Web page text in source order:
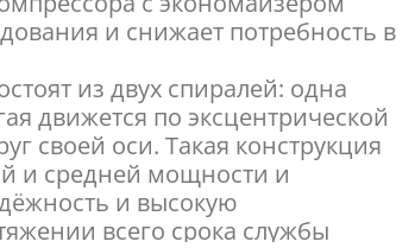
и снижает потребность в
из двух спиралей: одна
движется по эксцентрической
своей оси. Такая конструкция
и средней мощности и
и высокую
всего срока службы